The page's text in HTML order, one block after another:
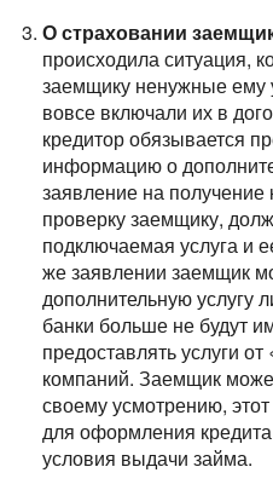
О страховании
происходила ситуация,
заемщику ненужные ему
вовсе включали их в
кредитор обязывается
информацию о
заявление на получение
проверку заемщику,
подключаемая услуга и
же заявлении заемщик
дополнительную услугу
банки больше не будут
предоставлять услуги
компаний. Заемщик
своему усмотрению,
для оформления
условия выдачи займа.